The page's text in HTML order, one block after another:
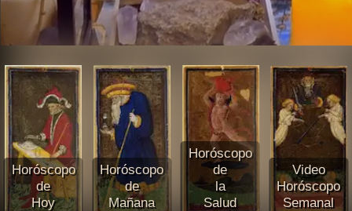
Horóscopo
de
Hoy
Horóscopo
de
Mañana
Horóscopo
de
la
Salud
Video
Horóscopo
Semanal